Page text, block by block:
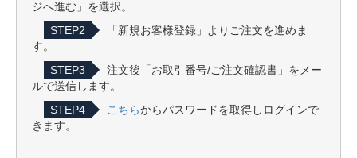
ジへ進む」を選択。
STEP2
「新規お客様登録」よりご注文を進めま
す。
STEP3
注文後「お取引番号/ご注文確認書」をメー
ルで送信します。
STEP4
こちらからパスワードを取得しログインで
きます。